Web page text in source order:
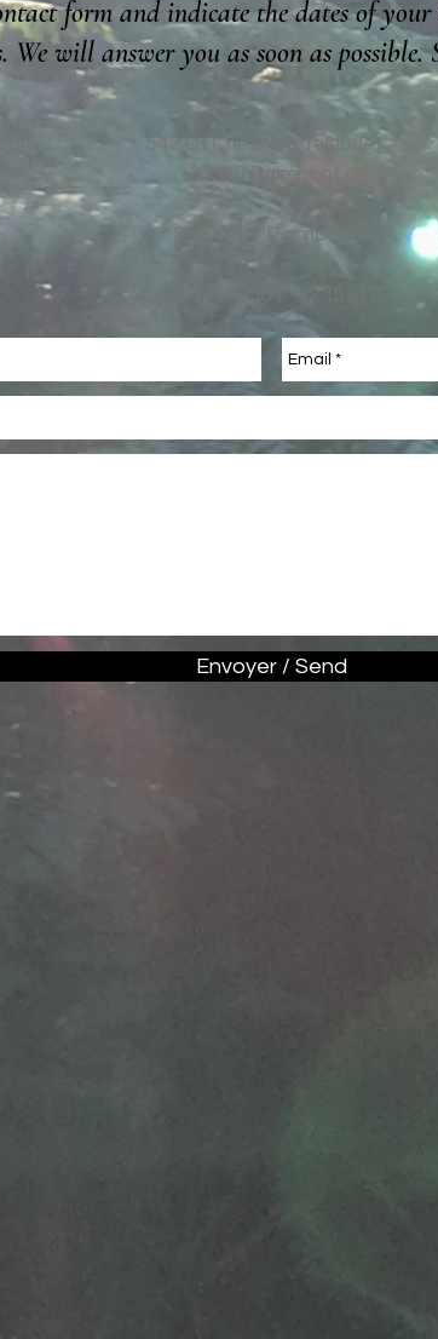
form and indicate the dates of
We will answer you as soon as
542 La Chesnais Telhouët
35380 Paimpont
2RXX+Q7 Paimpont
GPS 48.049504 - 2.151470
Envoyer / Send